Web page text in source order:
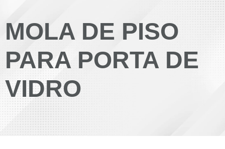
MOLA DE PISO
PARA PORTA DE
VIDRO